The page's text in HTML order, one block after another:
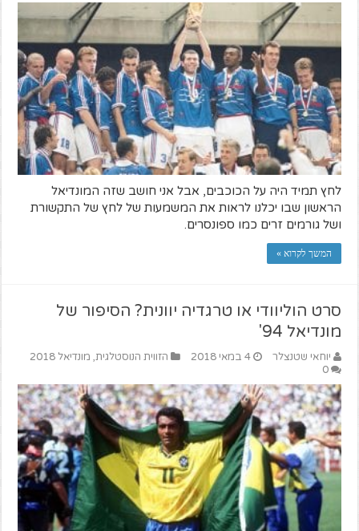
לחץ תמיד היה על הכוכבים, אבל אני חושב שזה המונדיאל
הראשון שבו יכלנו לראות את המשמעות של לחץ של התקשורת
ושל גורמים זרים כמו ספונסרים.
המשך לקרוא »
סרט הוליוודי או טרגדיה יוונית? הסיפור של
מונדיאל 94'
יוחאי שטנצלר 4 במאי 2018 הזווית הנוסטלגית, מונדיאל 2018
0